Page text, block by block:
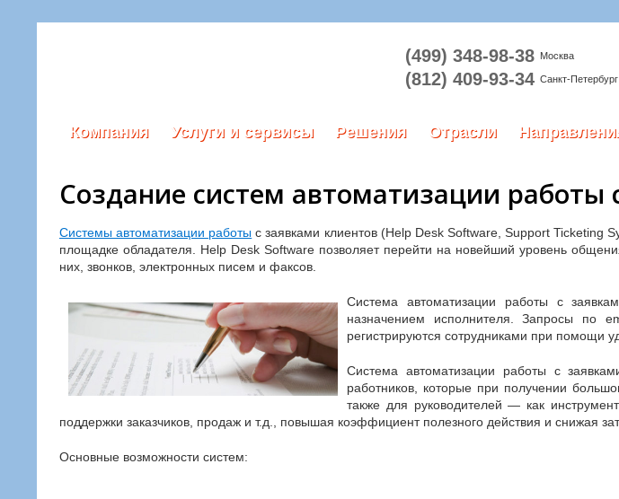
(499) 348-98-38 Москва
(812) 409-93-34 Санкт-Петербург
Компания Услуги и сервисы Решения Отрасли
Создание систем автоматизации работы
Системы автоматизации работы с заявками клиентов (Help Desk Software, Support Ticketing
площадке обладателя. Help Desk Software позволяет перейти на новейший уровень
них, звонков, электронных писем и факсов.
Система автоматизации работы с
назначением исполнителя. Запросы по
регистрируются сотрудниками при помощи
Система автоматизации работы с
работников, которые при получении
также для руководителей — как
поддержки заказчиков, продаж и т.д., повышая коэффициент полезного действия и снижая
Основные возможности систем: